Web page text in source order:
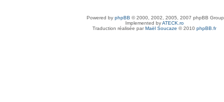
Powered by phpBB © 2000, 2002, 2005, 2007 phpBB Group
Implemented byATECK.ro
Traduction réalisée parMaël Soucaze © 2010 phpBB.fr